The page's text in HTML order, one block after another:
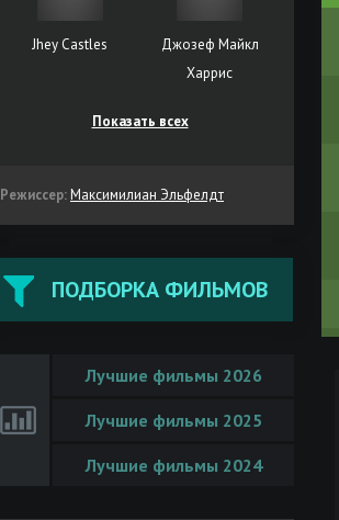
Jhey Castles
Джозеф Майкл
Харрис
Показать всех
Режиссер:Максимилиан Эльфелдт
ПОДБОРКА ФИЛЬМОВ
Лучшие фильмы 2026
Лучшие фильмы 2025
Лучшие фильмы 2024